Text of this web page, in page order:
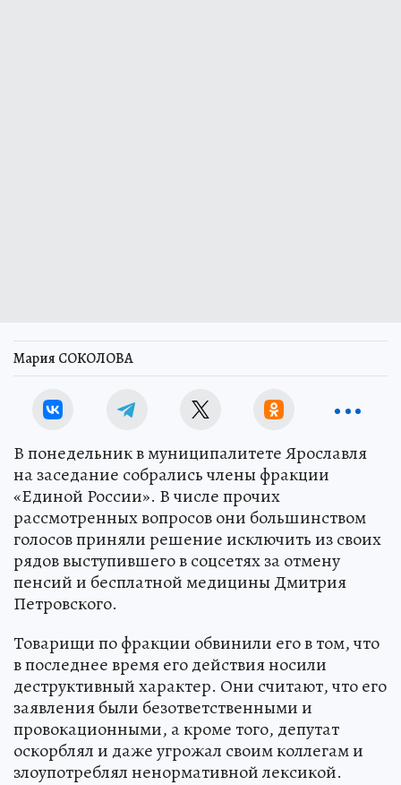
Мария СОКОЛОВА
В понедельник в муниципалитете Ярославля
на заседание собрались члены фракции
«Единой России». В числе прочих
рассмотренных вопросов они большинством
голосов приняли решение исключить из своих
рядов выступившего в соцсетях за отмену
пенсий и бесплатной медицины Дмитрия
Петровского.
Товарищи по фракции обвинили его в том, что
в последнее время его действия носили
деструктивный характер. Они считают, что его
заявления были безответственными и
провокационными, а кроме того, депутат
оскорблял и даже угрожал своим коллегам и
злоупотреблял ненормативной лексикой.